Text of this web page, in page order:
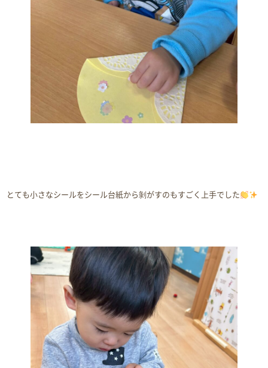
とても小さなシールをシール台紙から剝がすのもすごく上手でした